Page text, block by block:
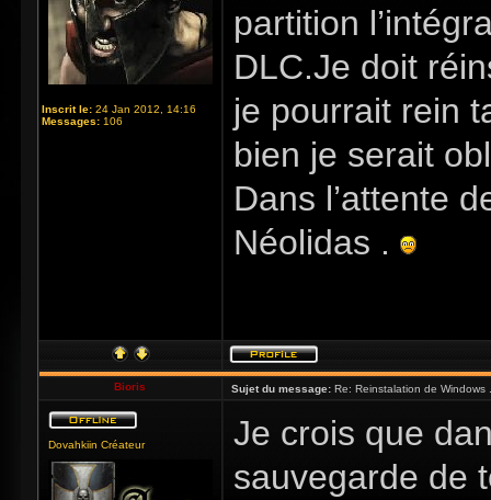
Inscrit le: 24 Jan 2012, 14:16
Messages: 106
partition
DLC.Je doit
je pourrait rein
bien je serait
Dans l’attente
Néolidas .
Bioris Sujet du message: Re: Reinstalation de Windows
Dovahkiin Créateur
Je crois que
sauvegarde de